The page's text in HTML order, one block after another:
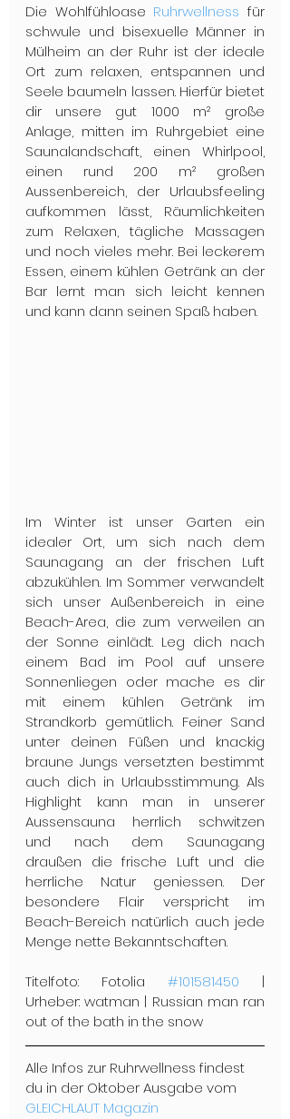
Die Wohlfühloase Ruhrwellness für
schwule und bisexuelle Männer in
Mülheim an der Ruhr ist der ideale
Ort zum relaxen, entspannen und
Seele baumeln lassen. Hierfür bietet
dir unsere gut 1000 m² große
Anlage, mitten im Ruhrgebiet eine
Saunalandschaft, einen Whirlpool,
einen rund 200 m² großen
Aussenbereich, der Urlaubsfeeling
aufkommen lässt, Räumlichkeiten
zum Relaxen, tägliche Massagen
und noch vieles mehr. Bei leckerem
Essen, einem kühlen Getränk an der
Bar lernt man sich leicht kennen
und kann dann seinen Spaß haben.
Im Winter ist unser Garten ein
idealer Ort, um sich nach dem
Saunagang an der frischen Luft
abzukühlen. Im Sommer verwandelt
sich unser Außenbereich in eine
Beach-Area, die zum verweilen an
der Sonne einlädt. Leg dich nach
einem Bad im Pool auf unsere
Sonnenliegen oder mache es dir
mit einem kühlen Getränk im
Strandkorb gemütlich. Feiner Sand
unter deinen Füßen und knackig
braune Jungs versetzten bestimmt
auch dich in Urlaubsstimmung. Als
Highlight kann man in unserer
Aussensauna herrlich schwitzen
und nach dem Saunagang
draußen die frische Luft und die
herrliche Natur geniessen. Der
besondere Flair verspricht im
Beach-Bereich natürlich auch jede
Menge nette Bekanntschaften.​
Titelfoto: Fotolia #101581450 |
Urheber: watman | Russian man ran
out of the bath in the snow
Alle Infos zur Ruhrwellness findest
du in der Oktober Ausgabe vom
GLEICHLAUT Magazin